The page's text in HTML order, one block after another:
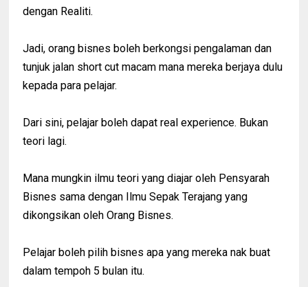
dengan Realiti.
Jadi, orang bisnes boleh berkongsi pengalaman dan
tunjuk jalan short cut macam mana mereka berjaya dulu
kepada para pelajar.
Dari sini, pelajar boleh dapat real experience. Bukan
teori lagi.
Mana mungkin ilmu teori yang diajar oleh Pensyarah
Bisnes sama dengan Ilmu Sepak Terajang yang
dikongsikan oleh Orang Bisnes.
Pelajar boleh pilih bisnes apa yang mereka nak buat
dalam tempoh 5 bulan itu.